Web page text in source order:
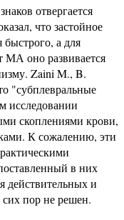
отвергается
что застойное
быстрого, а для
МА оно развивается
Zaini M., B.
"субплевральные
исследовании
скоплениями крови,
К сожалению, эти
в них
действительных и
пор не решен.